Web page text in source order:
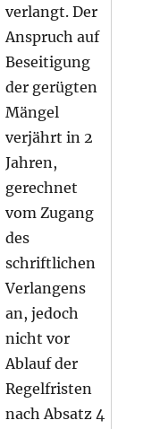
verlangt. Der
Anspruch auf
Beseitigung
der gerügten
Mängel
verjährt in 2
Jahren,
gerechnet
vom Zugang
des
schriftlichen
Verlangens
an, jedoch
nicht vor
Ablauf der
Regelfristen
nach Absatz 4